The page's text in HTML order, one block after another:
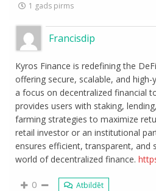
1 gads pirms
Francisdip
Kyros Finance is redefining the
offering secure, scalable, and
a focus on decentralized financial
provides users with staking,
farming strategies to maximize
retail investor or an institutional
ensures efficient, transparent, and
world of decentralized finance.
0 Atbildēt